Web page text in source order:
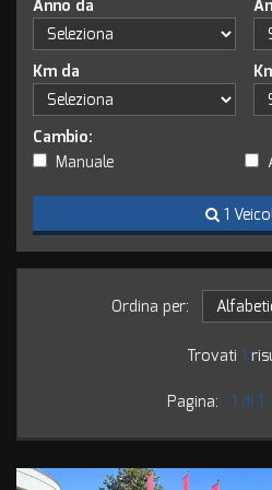
Anno da
Km da
Cambio:
Manuale
1
Ordina per:
Trovati 1
Pagina: 1 di 1
tracciamento
che
adottiamo
per
offrire
le
funzionalità
e
attività
di
seguito
sul
funzionamento